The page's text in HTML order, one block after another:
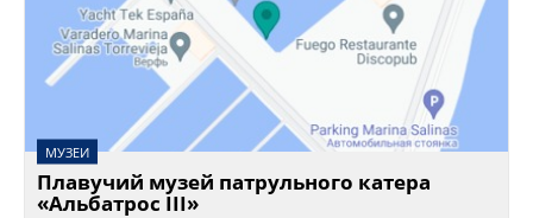
МУЗЕИ
Плавучий музей патрульного катера
«Альбатрос III»